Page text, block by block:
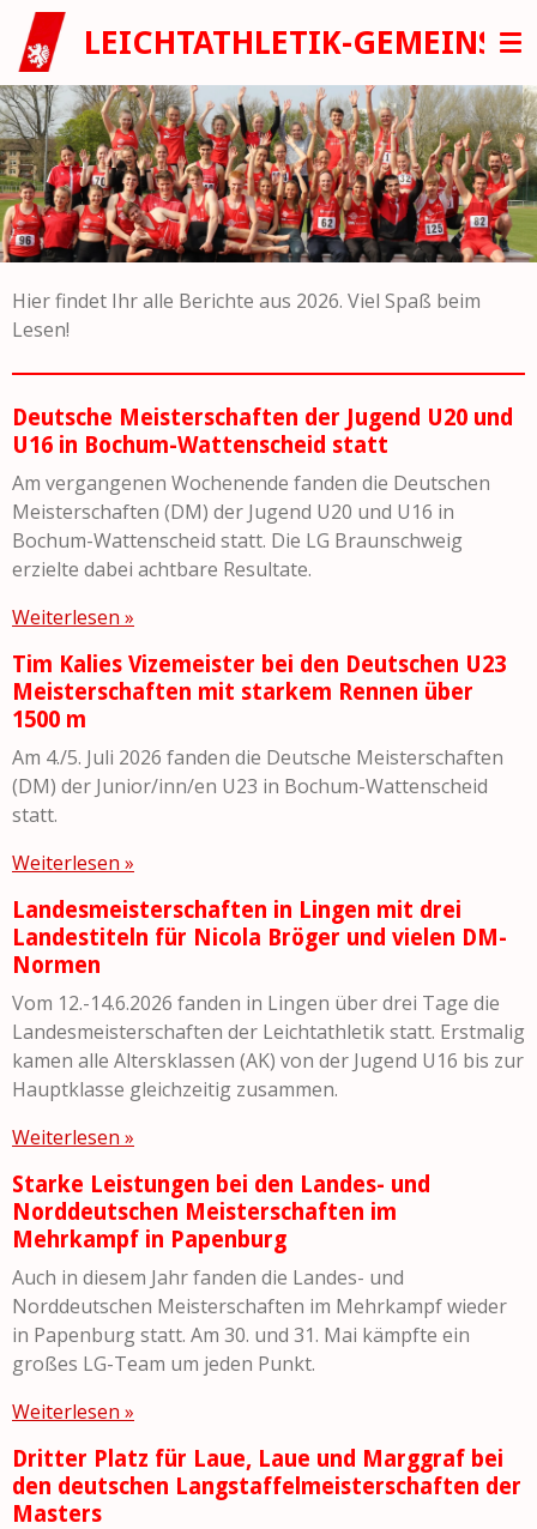
Zum
Hauptinhalt
springen
LEICHTATHLETIK-
Hier findet Ihr alle Berichte aus 2026. Viel Spaß beim
Lesen!
Deutsche Meisterschaften der Jugend U20 und
U16 in Bochum-Wattenscheid statt
Am vergangenen Wochenende fanden die Deutschen
Meisterschaften (DM) der Jugend U20 und U16 in
Bochum-Wattenscheid statt. Die LG Braunschweig
erzielte dabei achtbare Resultate.
Weiterlesen »
Tim Kalies Vizemeister bei den Deutschen U23
Meisterschaften mit starkem Rennen über
1500 m
Am 4./5. Juli 2026 fanden die Deutsche Meisterschaften
(DM) der Junior/inn/en U23 in Bochum-Wattenscheid
statt.
Weiterlesen »
Landesmeisterschaften in Lingen mit drei
Landestiteln für Nicola Bröger und vielen DM-
Normen
Vom 12.-14.6.2026 fanden in Lingen über drei Tage die
Landesmeisterschaften der Leichtathletik statt. Erstmalig
kamen alle Altersklassen (AK) von der Jugend U16 bis zur
Hauptklasse gleichzeitig zusammen.
Weiterlesen »
Starke Leistungen bei den Landes- und
Norddeutschen Meisterschaften im
Mehrkampf in Papenburg
Auch in diesem Jahr fanden die Landes- und
Norddeutschen Meisterschaften im Mehrkampf wieder
in Papenburg statt. Am 30. und 31. Mai kämpfte ein
großes LG-Team um jeden Punkt.
Weiterlesen »
Dritter Platz für Laue, Laue und Marggraf bei
den deutschen Langstaffelmeisterschaften der
Masters